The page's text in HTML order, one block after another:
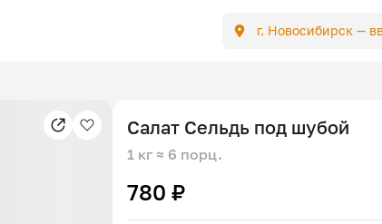
г. Новосибирск —
Салат Сельдь под шубой
1 кг ≈ 6 порц.
780 ₽